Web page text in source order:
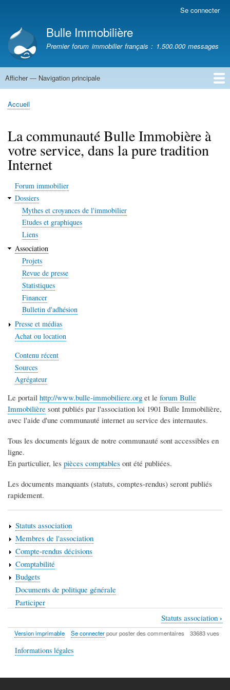
contenu
principal
compte
de
l'utilisateur
Se connecter
Bulle Immobilière
Premier forum immobilier français : 1.500.000 messages
Navigation
Afficher — Navigation principale
Accueil
Fil
Accueil
La communauté Bulle Immobière à
votre service, dans la pure tradition
Internet
Forum immobilier
Dossiers
Mythes et croyances de l'immobilier
Etudes et graphiques
Liens
Association
Projets
Revue de presse
Statistiques
Financer
Bulletin d'adhésion
Presse et médias
Achat ou location
Contenu récent
Sources
Agrégateur
Le portail http://www.bulle-immobiliere.org et le forum Bulle
Immobilière sont publiés par l'association loi 1901 Bulle Immobilière,
avec l'aide d'une communauté internet au service des internautes.
Tous les documents légaux de notre communauté sont accessibles en
ligne.
En particulier, les pièces comptables ont été publiées.
Les documents manquants (statuts, comptes-rendus) seront publiés
rapidement.
Statuts association
Membres de l'association
Compte-rendus décisions
Comptabilité
Budgets
Documents de politique générale
Participer
Liens
transversaux
de
Statuts association ›
Version imprimable Se connecterpour poster des commentaires 33683 vues
Informations légales